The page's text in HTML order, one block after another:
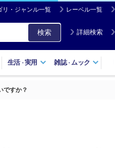
リ・ジャンル一覧 レーベル一覧
検索 詳細検索
生活・実用 雑誌・ ムック
すか？